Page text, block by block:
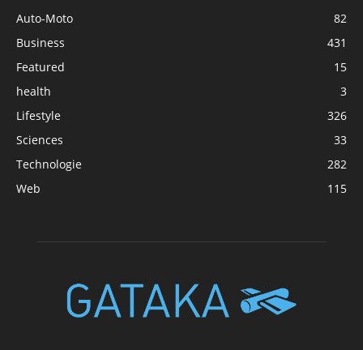
Auto-Moto
82
Business
431
Featured
15
health
3
Lifestyle
326
Sciences
33
Technologie
282
Web
115